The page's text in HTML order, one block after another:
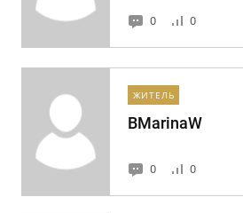
0 0
ЖИТЕЛЬ
BMarinaW
0 0